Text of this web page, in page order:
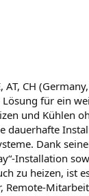
AT, CH
für ein
und Kühlen
dauerhafte
Dank
Installation
zu heizen, ist
Remote-